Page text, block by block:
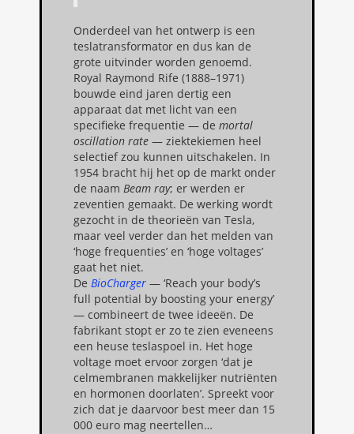
Onderdeel van het ontwerp is een
teslatransformator en dus kan de
grote uitvinder worden genoemd.
Royal Raymond Rife (1888–1971)
bouwde eind jaren dertig een
apparaat dat met licht van een
specifieke frequentie — de mortal
oscillation rate — ziektekiemen heel
selectief zou kunnen uitschakelen. In
1954 bracht hij het op de markt onder
de naam Beam ray; er werden er
zeventien gemaakt. De werking wordt
gezocht in de theorieën van Tesla,
maar veel verder dan het melden van
‘hoge frequenties’ en ‘hoge voltages’
gaat het niet.
De BioCharger — ‘Reach your body’s
full potential by boosting your energy’
— combineert de twee ideeën. De
fabrikant stopt er zo te zien eveneens
een heuse teslaspoel in. Het hoge
voltage moet ervoor zorgen ‘dat je
celmembranen makkelijker nutriënten
en hormonen doorlaten’. Spreekt voor
zich dat je daarvoor best meer dan 15
000 euro mag neertellen…